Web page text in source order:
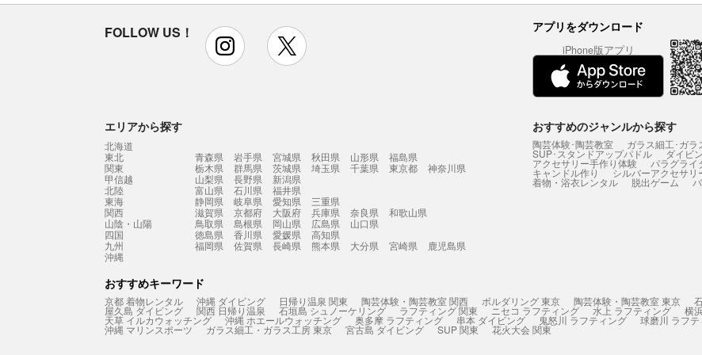
FOLLOW US！ instagram アプリをダウンロード
iPhone版アプリ
エリアから探す
北海道
東北
青森県 岩手県 宮城県 秋田県 山形県
福島県
関東
栃木県 群馬県 茨城県 埼玉県 千葉県 東京都
神奈川県
甲信越
山梨県 長野県
新潟県
北陸
富山県 石川県
福井県
東海
静岡県 岐阜県 愛知県
三重県
関西
滋賀県 京都府 大阪府 兵庫県 奈良県
和歌山県
山陰・山陽
鳥取県 島根県 岡山県 広島県
山口県
四国
徳島県 香川県 愛媛県
高知県
九州
福岡県 佐賀県 長崎県 熊本県 大分県 宮崎県
鹿児島県
沖縄
おすすめのジャンルから探す
陶芸体験･陶芸教室 ガラス細工･ガラ
SUP･スタンドアップパドル ダイビ
アクセサリー手作り体験 パラグライ
キャンドル作り シルバーアクセサリ
着物・浴衣レンタル 脱出ゲーム
おすすめキーワード
京都 着物レンタル 沖縄 ダイビング 日帰り温泉 関東 陶芸体験・陶芸教室 関西 ボルダリング 東京 陶芸体験・陶芸教室 東京
屋久島 ダイビング 関西 日帰り温泉 石垣島 シュノーケリング ラフティング 関東 ニセコ ラフティング 水上 ラフティング 横
天草 イルカウォッチング 沖縄 ホエールウォッチング 奥多摩 ラフティング 串本 ダイビング 鬼怒川 ラフティング 球磨川 ラフ
沖縄 マリンスポーツ ガラス細工・ガラス工房 東京 宮古島 ダイビング SUP 関東 花火大会 関東